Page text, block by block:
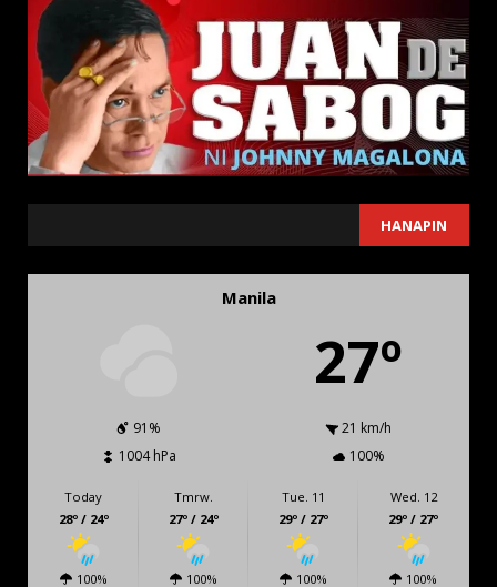
HANAPIN
Manila
27º
91%
21 km/h
1004 hPa
100%
Today
28º / 24º
100%
Tmrw.
27º / 24º
100%
Tue. 11
29º / 27º
100%
Wed. 12
29º / 27º
100%